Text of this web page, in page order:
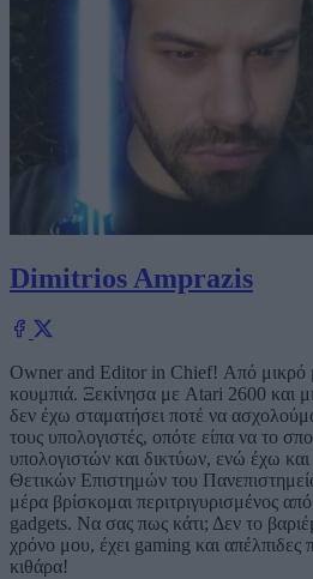
Dimitrios Amprazis
Owner and Editor in Chief! Από μικρό
κουμπιά. Ξεκίνησα με Atari 2600 και
δεν έχω σταματήσει ποτέ να
τους υπολογιστές, οπότε είπα να το
υπολογιστών και δικτύων, ενώ έχω
Θετικών Επιστημών του
μέρα βρίσκομαι περιτριγυρισμένος
gadgets. Να σας πως κάτι; Δεν το
χρόνο μου, έχει gaming και απέλπιδες
κιθάρα!